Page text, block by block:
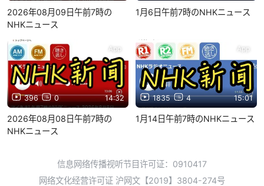
2026年08月09日午前7時の
NHKニュース
1月6日午前7時のNHKニュース
396 0 14:32
App
2026年08月08日午前7時の
NHKニュース
1835 4 15:01
App
1月14日午前7時のNHKニュース
信息网络传播视听节目许可证：0910417
网络文化经营许可证 沪网文【2019】3804-274号